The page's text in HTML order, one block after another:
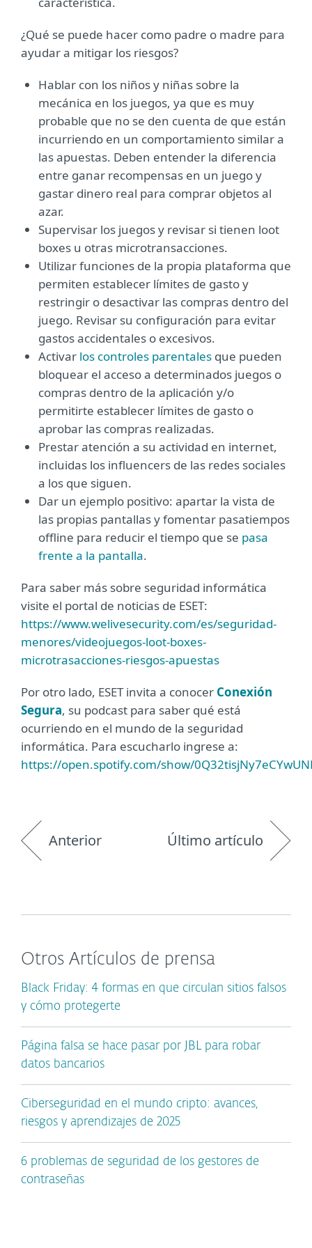
¿Qué se puede hacer como padre o madre para
ayudar a mitigar los riesgos?
Hablar con los niños y niñas sobre la
mecánica en los juegos, ya que es muy
probable que no se den cuenta de que están
incurriendo en un comportamiento similar a
las apuestas. Deben entender la diferencia
entre ganar recompensas en un juego y
gastar dinero real para comprar objetos al
azar.
Supervisar los juegos y revisar si tienen loot
boxes u otras microtransacciones.
Utilizar funciones de la propia plataforma que
permiten establecer límites de gasto y
restringir o desactivar las compras dentro del
juego. Revisar su configuración para evitar
gastos accidentales o excesivos.
Activar los controles parentales que pueden
bloquear el acceso a determinados juegos o
compras dentro de la aplicación y/o
permitirte establecer límites de gasto o
aprobar las compras realizadas.
Prestar atención a su actividad en internet,
incluidas los influencers de las redes sociales
a los que siguen.
Dar un ejemplo positivo: apartar la vista de
las propias pantallas y fomentar pasatiempos
offline para reducir el tiempo que se pasa
frente a la pantalla.
Para saber más sobre seguridad informática
visite el portal de noticias de ESET:
https://www.welivesecurity.com/es/seguridad-
menores/videojuegos-loot-boxes-
microtrasacciones-riesgos-apuestas
Por otro lado, ESET invita a conocer Conexión
Segura, su podcast para saber qué está
ocurriendo en el mundo de la seguridad
informática. Para escucharlo ingrese a:
https://open.spotify.com/show/
Anterior Último artículo
Otros Artículos de prensa
Black Friday: 4 formas en que circulan sitios falsos
y cómo protegerte
Página falsa se hace pasar por JBL para robar
datos bancarios
Ciberseguridad en el mundo cripto: avances,
riesgos y aprendizajes de 2025
6 problemas de seguridad de los gestores de
contraseñas